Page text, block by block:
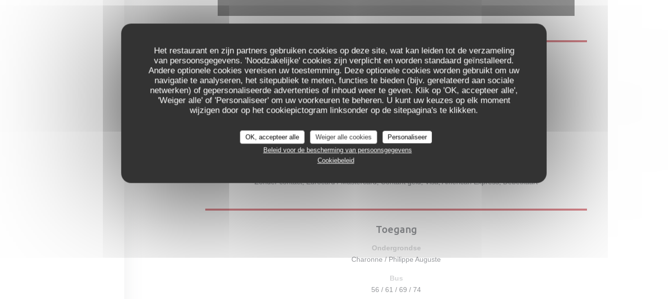
Het restaurant en zijn partners gebruiken cookies op deze site, wat kan leiden tot de verzameling
van persoonsgegevens. 'Noodzakelijke' cookies zijn verplicht en worden standaard geïnstalleerd.
Andere optionele cookies vereisen uw toestemming. Deze optionele cookies worden gebruikt om uw
navigatie te analyseren, het sitepubliek te meten, functies te bieden (bijv. gerelateerd aan sociale
netwerken) of gepersonaliseerde advertenties of inhoud weer te geven. Klik op 'OK, accepteer alle',
'Weiger alle' of 'Personaliseer' om uw voorkeuren te beheren. U kunt uw keuzes op elk moment
wijzigen door op het cookiepictogram linksonder op de sitepagina's te klikken.
OK, accepteer alle Weiger alle cookies
Personaliseer
Beleid voor de bescherming van persoonsgegevens
Cookiebeleid
Algemene informatie
Keuken
Produits de saison, Creatief, vers product, Eigengemaakt, Latino
Soort bedrijf
Diensten
Evenement planning, groepen, Geblokkeerde toegang, Private Hire, Wifi
Zonder contact, Eurocard / Mastercard, Contant geld, Visa, American Express, Debetkaart
Toegang
Ondergrondse
Charonne / Philippe Auguste
Bus
56 / 61 / 69 / 74